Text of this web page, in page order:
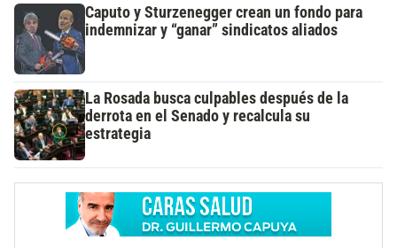
Caputo y Sturzenegger crean un fondo para
indemnizar y “ganar” sindicatos aliados
La Rosada busca culpables después de la
derrota en el Senado y recalcula su
estrategia